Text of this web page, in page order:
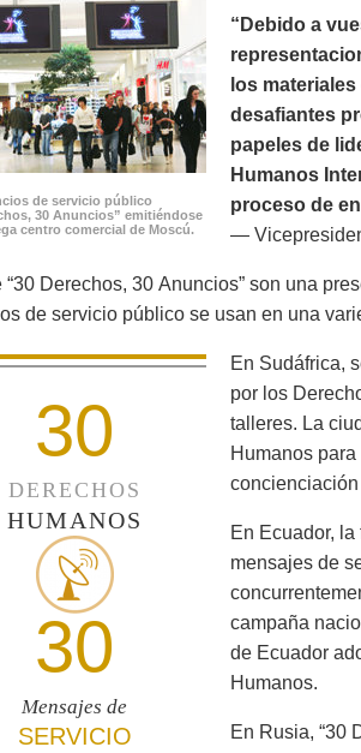
de servicio público
30 Anuncios” emitiéndose
centro comercial de Moscú.
“Debido a
los
desafiantes
papeles de
Humanos
proceso de
—
“30 Derechos, 30 Anuncios” son una
de servicio público se usan en una
30
DERECHOS
HUMANOS
30
Mensajes de
SERVICIO
En Sudáfrica,
por los
talleres. La
Humanos
En Ecuador,
mensajes de
campaña
de Ecuador
Humanos.
En Rusia, “30